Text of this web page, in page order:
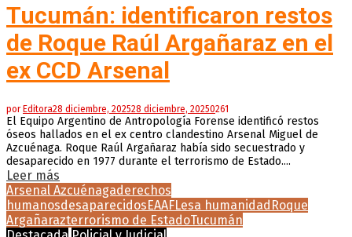
Tucumán: identificaron restos
de Roque Raúl Argañaraz en el
ex CCD Arsenal
porEditora28 diciembre, 202528 diciembre, 20250261
El Equipo Argentino de Antropología Forense identificó restos
óseos hallados en el ex centro clandestino Arsenal Miguel de
Azcuénaga. Roque Raúl Argañaraz había sido secuestrado y
desaparecido en 1977 durante el terrorismo de Estado....
Leer más
Arsenal Azcuénagaderechos
humanosdesaparecidosEAAFLesa humanidad Roque
Argañarazterrorismo de EstadoTucumán